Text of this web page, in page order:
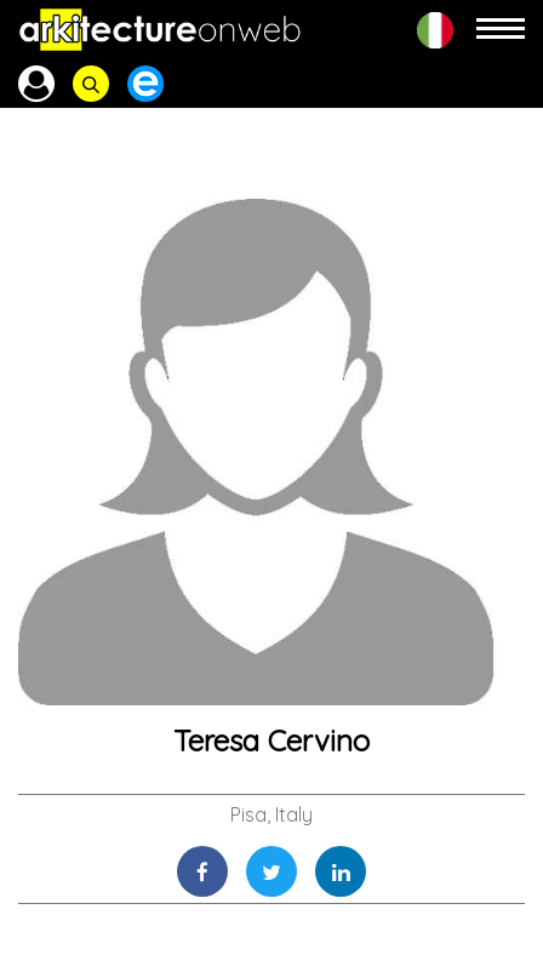
Teresa Cervino
Pisa, Italy